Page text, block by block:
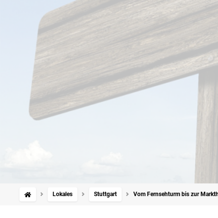
Lokales Stuttgart Vom Fernsehturm bis zur